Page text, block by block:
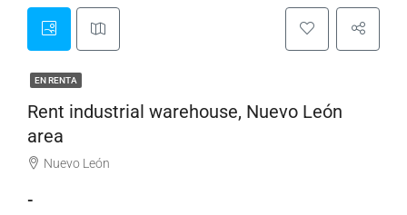
EN RENTA
Rent industrial warehouse, Nuevo León
area
Nuevo León
-